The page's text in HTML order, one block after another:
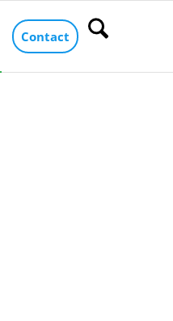
Contact